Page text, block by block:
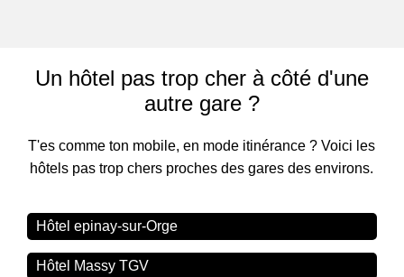
Un hôtel pas trop cher à côté d'une
autre gare ?
T'es comme ton mobile, en mode itinérance ? Voici les
hôtels pas trop chers proches des gares des environs.
Hôtel epinay-sur-Orge
Hôtel Massy TGV